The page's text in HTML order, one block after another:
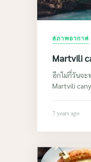
สภาพอากาศ
Martvili
อีกไม่กี่วันจะ
Martvili
7 years ago